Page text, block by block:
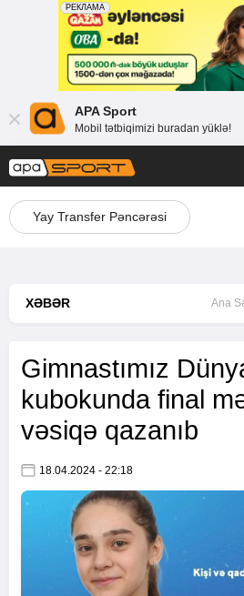
APA Sport
Mobil tətbiqimizi buradan yüklə!
Yay Transfer Pəncərəsi
XƏBƏR Ana
Gimnastımız
kubokunda final
vəsiqə qazanıb
18.04.2024 - 22:18